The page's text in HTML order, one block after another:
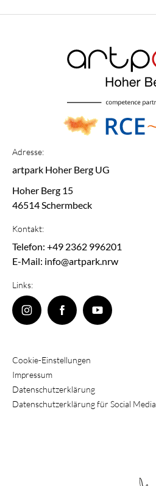
Adresse:
artpark Hoher Berg UG
Hoher Berg 15
46514 Schermbeck
Kontakt:
Telefon: +49 2362 996201
E-Mail: info@artpark.nrw
Links:
Cookie-Einstellungen
Impressum
Datenschutzerklärung
Datenschutzerklärung für Social Media